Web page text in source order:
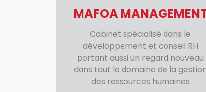
MAFOA
Cabinet spécialisé dans le
développement et conseil RH
portant aussi un regard nouveau
dans tout le domaine de la gestion
des ressources humaines